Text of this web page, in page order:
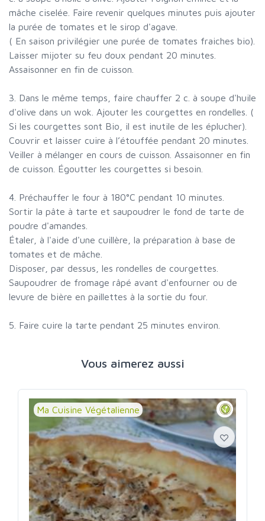
mâche ciselée. Faire revenir quelques minutes puis ajouter
la purée de tomates et le sirop d'agave.
( En saison privilégier une purée de tomates fraiches bio).
Laisser mijoter su feu doux pendant 20 minutes.
Assaisonner en fin de cuisson.
3. Dans le même temps, faire chauffer 2 c. à soupe d'huile
d'olive dans un wok. Ajouter les courgettes en rondelles. (
Si les courgettes sont Bio, il est inutile de les éplucher).
Couvrir et laisser cuire à l’étouffée pendant 20 minutes.
Veiller à mélanger en cours de cuisson. Assaisonner en fin
de cuisson. Égoutter les courgettes si besoin.
4. Préchauffer le four à 180°C pendant 10 minutes.
Sortir la pâte à tarte et saupoudrer le fond de tarte de
poudre d'amandes.
Étaler, à l'aide d'une cuillère, la préparation à base de
tomates et de mâche.
Disposer, par dessus, les rondelles de courgettes.
Saupoudrer de fromage râpé avant d'enfourner ou de
levure de bière en paillettes à la sortie du four.
5. Faire cuire la tarte pendant 25 minutes environ.
Vous aimerez aussi
Ma Cuisine Végétalienne